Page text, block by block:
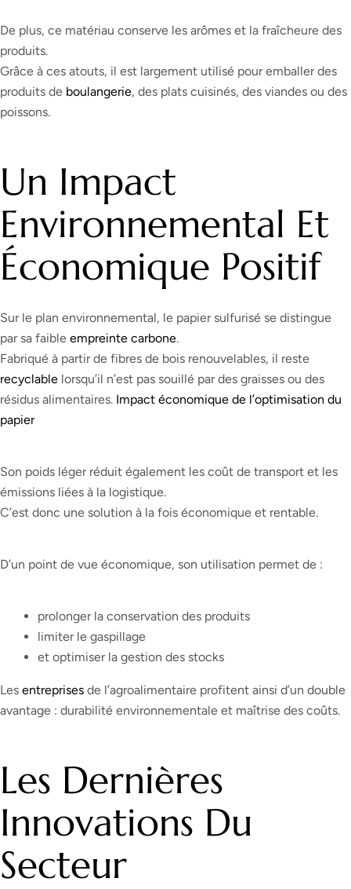
De plus, ce matériau conserve les arômes et la fraîcheure des
produits.
Grâce à ces atouts, il est largement utilisé pour emballer des
produits de boulangerie, des plats cuisinés, des viandes ou des
poissons.
Un Impact
Environnemental Et
Économique Positif
Sur le plan environnemental, le papier sulfurisé se distingue
par sa faible empreinte carbone.
Fabriqué à partir de fibres de bois renouvelables, il reste
recyclable lorsqu’il n’est pas souillé par des graisses ou des
résidus alimentaires. Impact économique de l’optimisation du
papier
Son poids léger réduit également les coût de transport et les
émissions liées à la logistique.
C’est donc une solution à la fois économique et rentable.
D’un point de vue économique, son utilisation permet de :
prolonger la conservation des produits
limiter le gaspillage
et optimiser la gestion des stocks
Les entreprises de l’agroalimentaire profitent ainsi d’un double
avantage : durabilité environnementale et maîtrise des coûts.
Les Dernières
Innovations Du
Secteur